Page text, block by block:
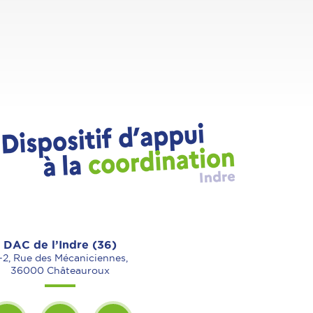
DAC de l’Indre (36)
Rue des Mécaniciennes,
36000 Châteauroux